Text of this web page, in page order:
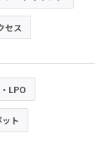
セス
LPO
ト